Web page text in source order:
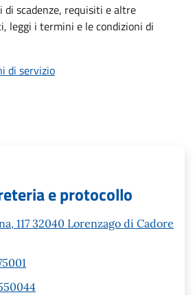
di scadenze, requisiti e altre
leggi i termini e le condizioni di
di servizio
e protocollo
117 32040 Lorenzago di Cadore